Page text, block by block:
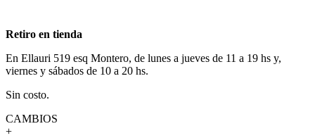
Retiro en tienda
En Ellauri 519 esq Montero, de lunes a jueves de 11 a 19 hs y,
viernes y sábados de 10 a 20 hs.
Sin costo.
CAMBIOS
+